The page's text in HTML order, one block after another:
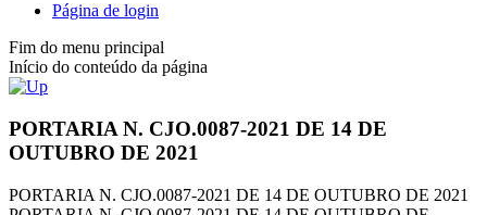
Página de login
Fim do menu principal
Início do conteúdo da página
PORTARIA N. CJO.0087-2021 DE 14 DE
OUTUBRO DE 2021
PORTARIA N. CJO.0087-2021 DE 14 DE OUTUBRO DE 2021